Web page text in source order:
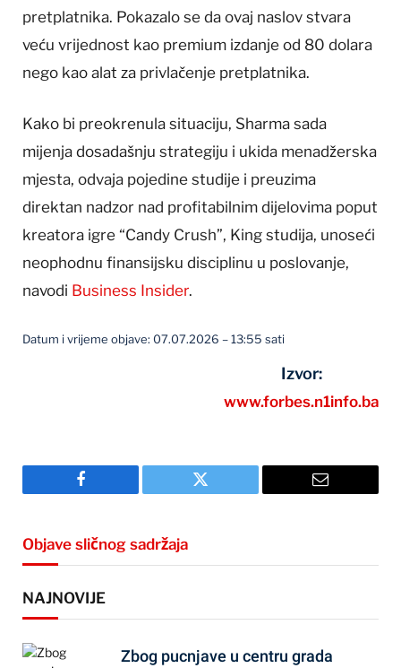
pretplatnika. Pokazalo se da ovaj naslov stvara
veću vrijednost kao premium izdanje od 80 dolara
nego kao alat za privlačenje pretplatnika.
Kako bi preokrenula situaciju, Sharma sada
mijenja dosadašnju strategiju i ukida menadžerska
mjesta, odvaja pojedine studije i preuzima
direktan nadzor nad profitabilnim dijelovima poput
kreatora igre “Candy Crush”, King studija, unoseći
neophodnu finansijsku disciplinu u poslovanje,
navodi Business Insider.
Datum i vrijeme objave: 07.07.2026 – 13:55 sati
Izvor:
www.forbes.n1info.ba
Facebook Twitter Email
Objave sličnog sadržaja
NAJNOVIJE
Zbog pucnjave u centru grada